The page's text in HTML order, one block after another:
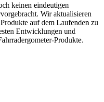
keinen eindeutigen
Wir aktualisieren
auf dem Laufenden zu
Entwicklungen und
Produkte.